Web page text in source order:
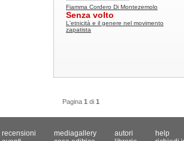
Fiamma Cordero Di Montezemolo
Senza volto
L'etnicità e il genere nel movimento
zapatista
Pagina 1 di 1
recensioni
mediagallery
autori
help